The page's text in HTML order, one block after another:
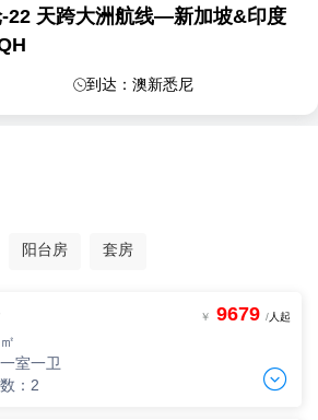
22 天跨大洲航线—新加坡&印度
到达：澳新悉尼
阳台房 套房
室一卫
：2
￥ 9679 /人起
